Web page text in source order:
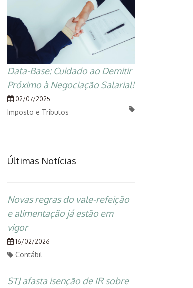
Data-Base: Cuidado ao Demitir
Próximo à Negociação Salarial!
02/07/2025
Imposto e Tributos
Últimas Notícias
Novas regras do vale-refeição
e alimentação já estão em
vigor
16/02/2026
Contábil
STJ afasta isenção de IR sobre